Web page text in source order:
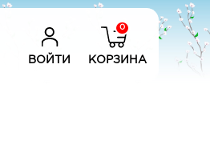
ВОЙТИ
0
КОРЗИНА